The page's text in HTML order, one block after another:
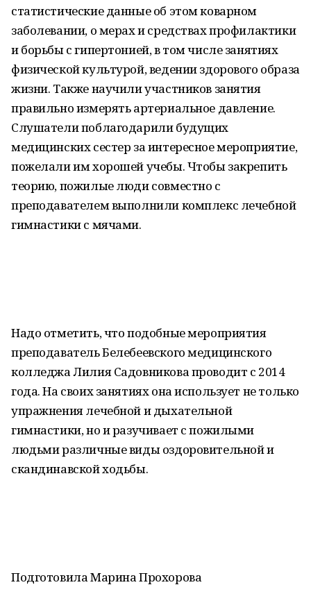
статистические данные об этом коварном
заболевании, о мерах и средствах профилактики
и борьбы с гипертонией, в том числе занятиях
физической культурой, ведении здорового образа
жизни. Также научили участников занятия
правильно измерять артериальное давление.
Слушатели поблагодарили будущих
медицинских сестер за интересное мероприятие,
пожелали им хорошей учебы. Чтобы закрепить
теорию, пожилые люди совместно с
преподавателем выполнили комплекс лечебной
гимнастики с мячами.
Надо отметить, что подобные мероприятия
преподаватель Белебеевского медицинского
колледжа Лилия Садовникова проводит с 2014
года. На своих занятиях она использует не только
упражнения лечебной и дыхательной
гимнастики, но и разучивает с пожилыми
людьми различные виды оздоровительной и
скандинавской ходьбы.
Подготовила Марина Прохорова